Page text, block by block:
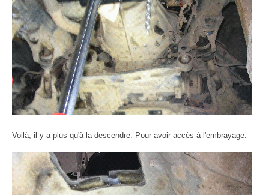
Voilà, il y a plus qu'à la descendre. Pour avoir accès à l'embrayage.